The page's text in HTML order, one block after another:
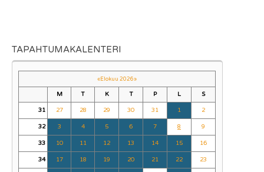
TAPAHTUMAKALENTERI
«Elokuu 2026»
M T K T P L S
31 27 28 29 30 31 1 2
32 3 4 5 6 7 8 9
33 10 11 12 13 14 15 16
34 17 18 19 20 21 22 23